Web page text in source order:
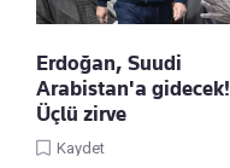
Erdoğan, Suudi
Arabistan'a gidecek!
Üçlü zirve
Kaydet